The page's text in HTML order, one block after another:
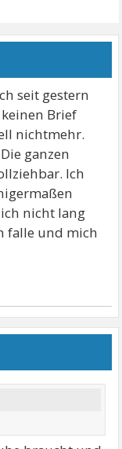
seit gestern
Brief
nichtmehr.
ganzen
Ich
nicht lang
falle und mich